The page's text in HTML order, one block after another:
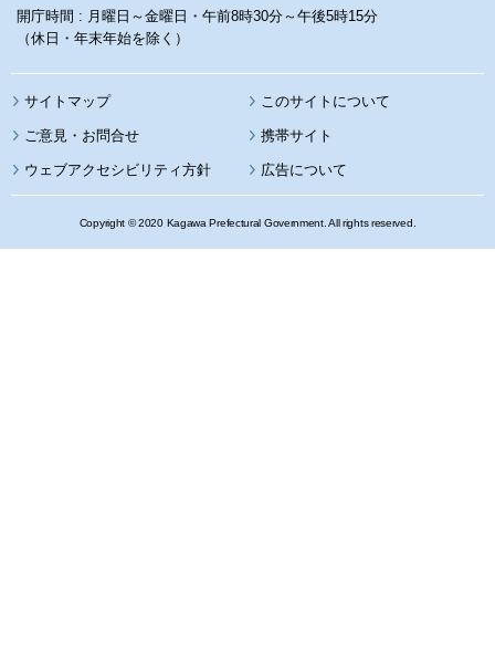
開庁時間 : 月曜日～金曜日・午前8時30分～午後5時15分
（休日・年末年始を除く）
サイトマップ このサイトについて
携帯サイト
ウェブアクセシビリティ方針 広告について
Copyright © 2020 Kagawa Prefectural Government. All rights reserved.